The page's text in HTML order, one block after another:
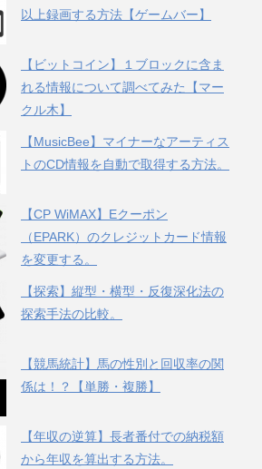
以上録画する方法【ゲームバー】
【ビットコイン】１ブロックに含ま
れる情報について調べてみた【マー
クル木】
【MusicBee】マイナーなアーティス
トのCD情報を自動で取得する方法。
【CP WiMAX】Eクーポン
（EPARK）のクレジットカード情報
を変更する。
【探索】縦型・横型・反復深化法の
探索手法の比較。
【競馬統計】馬の性別と回収率の関
係は！？【単勝・複勝】
【年収の逆算】長者番付での納税額
から年収を算出する方法。